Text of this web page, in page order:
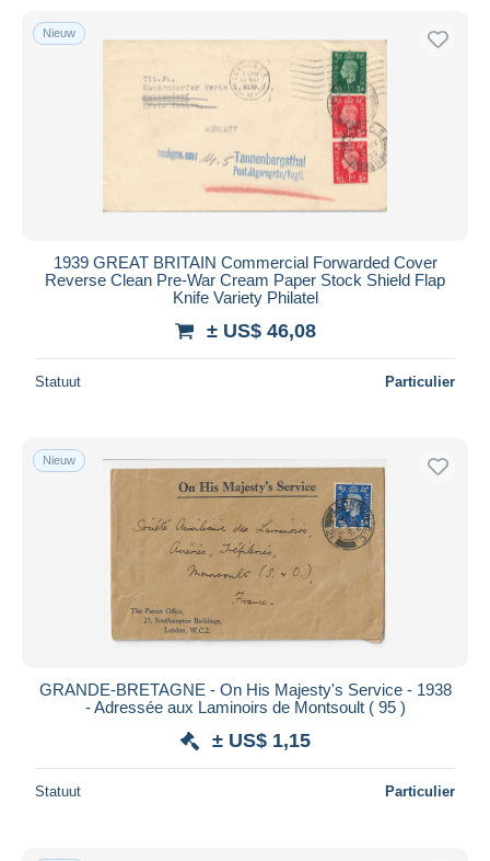
Nieuw
1939 GREAT BRITAIN Commercial Forwarded Cover
Reverse Clean Pre-War Cream Paper Stock Shield Flap
Knife Variety Philatel
± US$ 46,08
Statuut Particulier
Nieuw
GRANDE-BRETAGNE - On His Majesty's Service - 1938
- Adressée aux Laminoirs de Montsoult ( 95 )
± US$ 1,15
Statuut Particulier